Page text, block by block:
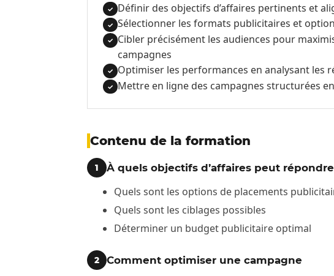
✓ Définir des objectifs d’affaires pertinents et
✓ Sélectionner les formats publicitaires et
✓ Cibler précisément les audiences pour
campagnes
✓ Optimiser les performances en analysant les
✓ Mettre en ligne des campagnes structurées
Contenu de la formation
1 À quels objectifs d’affaires peut
Quels sont les options de placements
Quels sont les ciblages possibles
Déterminer un budget publicitaire optimal
2 Comment optimiser une campagne